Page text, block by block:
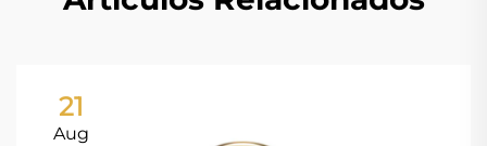
21
Aug